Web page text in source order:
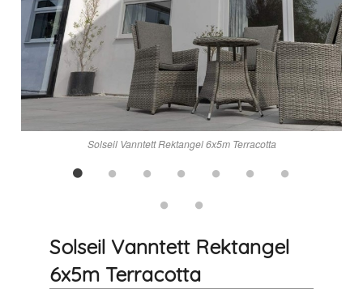
Solseil Vanntett Rektangel 6x5m Terracotta
Solseil Vanntett Rektangel
6x5m Terracotta